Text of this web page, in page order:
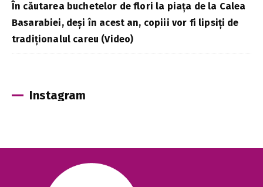
În căutarea buchetelor de flori la piața de la Calea
Basarabiei, deși în acest an, copiii vor fi lipsiți de
tradiționalul careu (Video)
Instagram